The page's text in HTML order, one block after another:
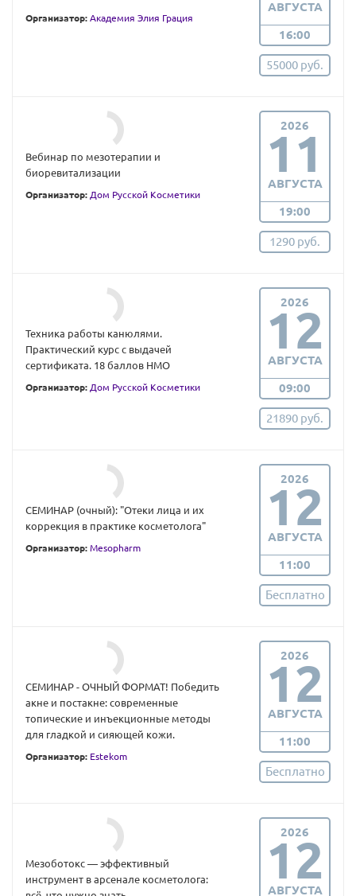
Организатор: Академия Элия Грация
АВГУСТА
16:00
55000 руб.
Вебинар по мезотерапии и
биоревитализации
Организатор: Дом Русской Косметики
2026
11
АВГУСТА
19:00
1290 руб.
Техника работы канюлями.
Практический курс с выдачей
сертификата. 18 баллов НМО
Организатор: Дом Русской Косметики
2026
12
АВГУСТА
09:00
21890 руб.
СЕМИНАР (очный): "Отеки лица и их
коррекция в практике косметолога"
Организатор: Mesopharm
2026
12
АВГУСТА
11:00
Бесплатно
СЕМИНАР - ОЧНЫЙ ФОРМАТ! Победить
акне и постакне: современные
топические и инъекционные методы
для гладкой и сияющей кожи.
Организатор: Estekom
2026
12
АВГУСТА
11:00
Бесплатно
Мезоботокс — эффективный
инструмент в арсенале косметолога:
2026
12
АВГУСТА